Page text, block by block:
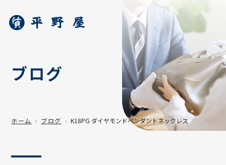
ブログ
ホーム ブログ K18PG ダイヤモンドペンダントネックレス